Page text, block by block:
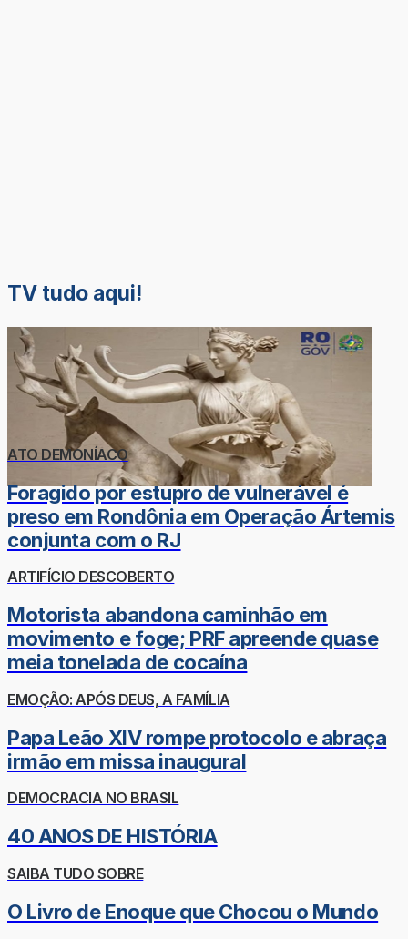
TV tudo aqui!
ATO DEMONÍACO
Foragido por estupro de vulnerável é
preso em Rondônia em Operação Ártemis
conjunta com o RJ
ARTIFÍCIO DESCOBERTO
Motorista abandona caminhão em
movimento e foge; PRF apreende quase
meia tonelada de cocaína
EMOÇÃO: APÓS DEUS, A FAMÍLIA
Papa Leão XIV rompe protocolo e abraça
irmão em missa inaugural
DEMOCRACIA NO BRASIL
40 ANOS DE HISTÓRIA
SAIBA TUDO SOBRE
O Livro de Enoque que Chocou o Mundo